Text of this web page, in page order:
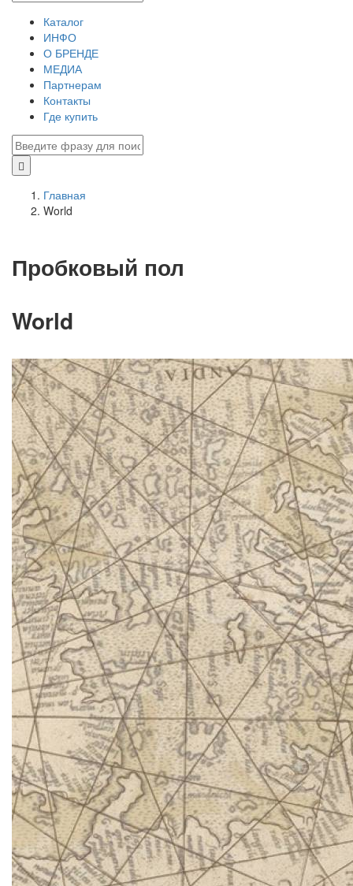
Каталог
ИНФО
О БРЕНДЕ
МЕДИА
Партнерам
Контакты
Где купить
Главная
World
Пробковый пол
World